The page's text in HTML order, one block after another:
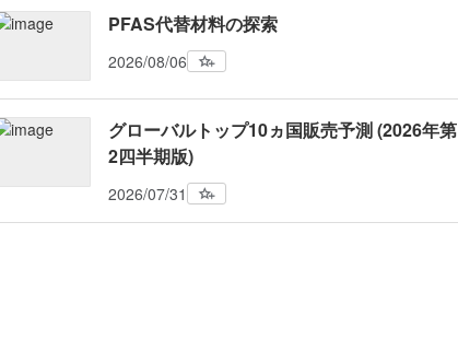
PFAS代替材料の探索
2026/08/06
グローバルトップ10ヵ国販売予測 (2026年第
2四半期版)
2026/07/31